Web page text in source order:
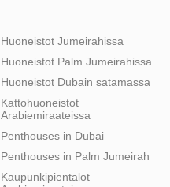
Huoneistot Jumeirahissa
Huoneistot Palm Jumeirahissa
Huoneistot Dubain satamassa
Kattohuoneistot
Arabiemiraateissa
Penthouses in Dubai
Penthouses in Palm Jumeirah
Kaupunkipientalot